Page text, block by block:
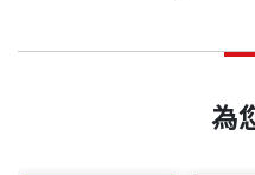
饋社會的面向。
02 父親給的人生大禮
近十年來，我周邊的人
中，六次轉業，每一次
出版日期
為